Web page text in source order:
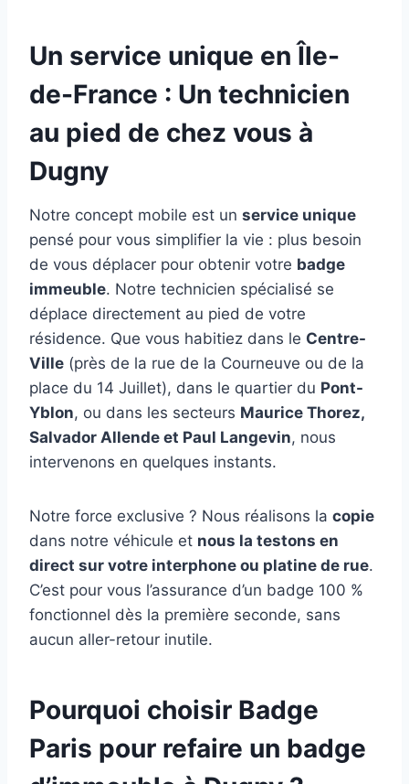
Un service unique en Île-
de-France : Un technicien
au pied de chez vous à
Dugny
Notre concept mobile est un service unique
pensé pour vous simplifier la vie : plus besoin
de vous déplacer pour obtenir votre badge
immeuble. Notre technicien spécialisé se
déplace directement au pied de votre
résidence. Que vous habitiez dans le Centre-
Ville (près de la rue de la Courneuve ou de la
place du 14 Juillet), dans le quartier du Pont-
Yblon, ou dans les secteurs Maurice Thorez,
Salvador Allende et Paul Langevin, nous
intervenons en quelques instants.
Notre force exclusive ? Nous réalisons la copie
dans notre véhicule et nous la testons en
direct sur votre interphone ou platine de rue.
C’est pour vous l’assurance d’un badge 100 %
fonctionnel dès la première seconde, sans
aucun aller-retour inutile.
Pourquoi choisir Badge
Paris pour refaire un badge